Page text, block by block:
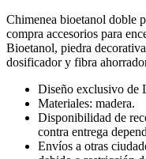
Chimenea bioetanol doble
compra accesorios para
Bioetanol, piedra
dosificador y fibra
Diseño exclusivo de
Materiales: madera.
Disponibilidad de
contra entrega
Envíos a otras